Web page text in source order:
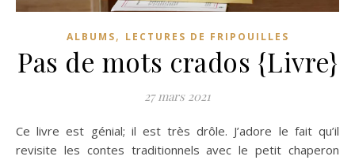
ALBUMS, LECTURES DE FRIPOUILLES
Pas de mots crados {Livre}
27 mars 2021
Ce livre est génial; il est très drôle. J’adore le fait qu’il
revisite les contes traditionnels avec le petit chaperon